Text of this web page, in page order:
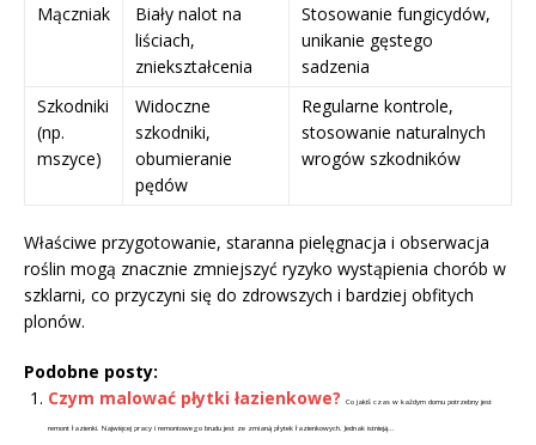
Mączniak
Biały nalot na
liściach,
zniekształcenia
Stosowanie fungicydów,
unikanie gęstego
sadzenia
Szkodniki
(np.
mszyce)
Widoczne
szkodniki,
obumieranie
pędów
Regularne kontrole,
stosowanie naturalnych
wrogów szkodników
Właściwe przygotowanie, staranna pielęgnacja i obserwacja
roślin mogą znacznie zmniejszyć ryzyko wystąpienia chorób w
szklarni, co przyczyni się do zdrowszych i bardziej obfitych
plonów.
Podobne posty:
Czym malować płytki łazienkowe?
Co jakiś czas w każdym domu potrzebny jest
remont łazienki. Najwięcej pracy i remontowego brudu jest ze zmianą płytek łazienkowych. Jednak istnieją...